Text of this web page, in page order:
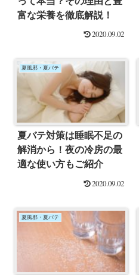
富な栄養を徹底解説！
2020.09.02
夏風邪・夏バテ
夏バテ対策は睡眠不足の
解消から！夜の冷房の最
適な使い方もご紹介
2020.09.02
夏風邪・夏バテ